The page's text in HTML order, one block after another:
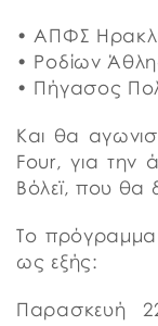
• ΑΠΦΣ
• Ροδίων
• Πήγασος
Και θα
Four, για την
Βόλεϊ, που θα
Το
ως εξής:
Παρασκευή